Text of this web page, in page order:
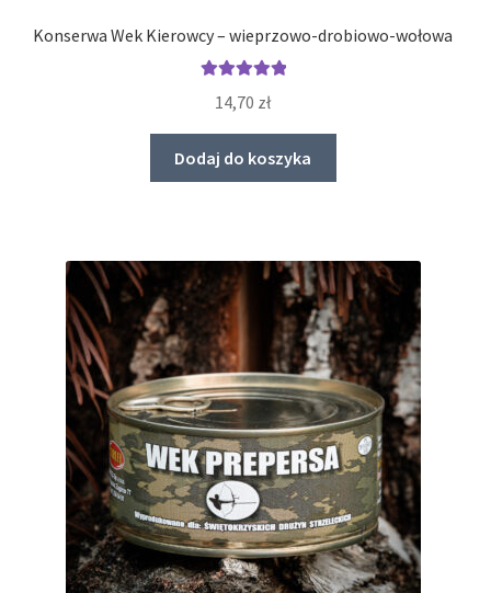
Konserwa Wek Kierowcy – wieprzowo-drobiowo-wołowa
5.00
14,70 zł
Dodaj do koszyka